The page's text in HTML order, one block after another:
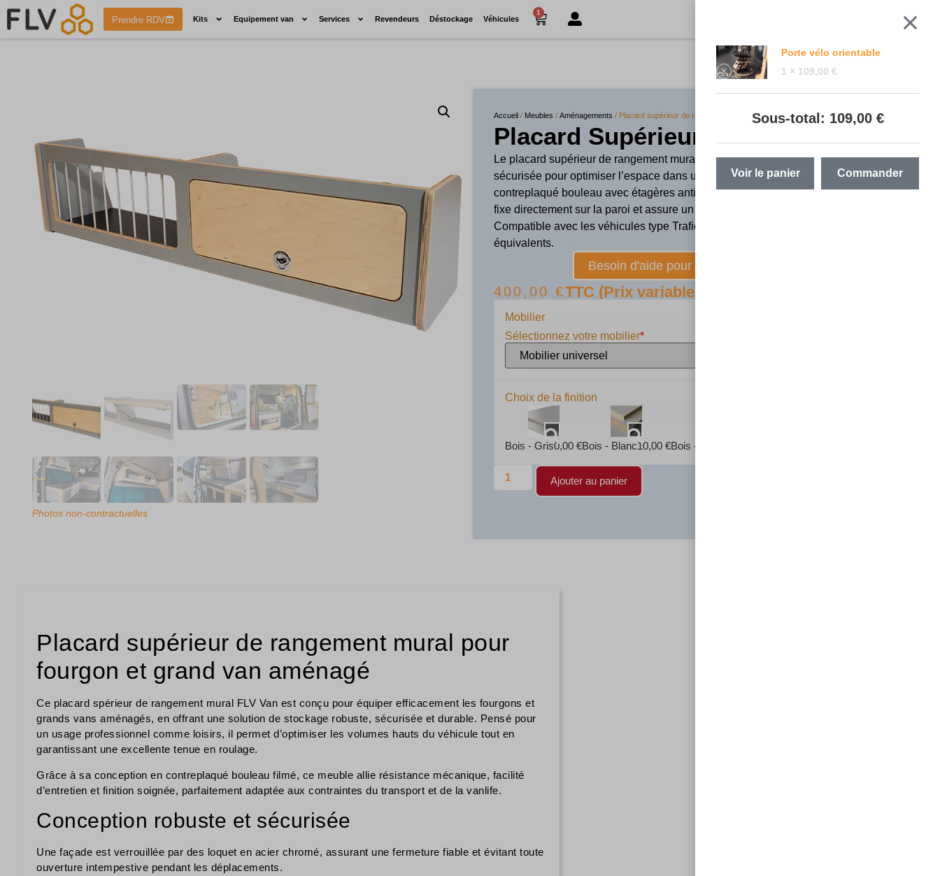
Prendre RDV Kits Equipement van Services Revendeurs Déstockage Véhicules
Porte vélo orientable
1 × 109,00 €
Sous-total: 109,00 €
Voir le panier Commander
1
Photos non-contractuelles
Accueil / Meubles /Aménagements / Placard supérieur de rangement
Placard Supérieur De Rangement
Le placard supérieur de rangement mural FLV Van est une solution robuste et
sécurisée pour optimiser l’espace dans un fourgon aménagé. Fabriqué en
contreplaqué bouleau avec étagères antidérapantes et loquets en acier, il se
fixe directement sur la paroi et assure un rangement fiable en roulage.
Compatible avec les véhicules type Trafic, Expert, T5/T6, Vito, Transit Custom et
équivalents.
Besoin d'aide pour faire votre choix
400,00€TTC (Prix variable selon option choisi)
Mobilier
*
Sélectionnez votre mobilier
Choix de la finition
Bois - Gris0,00€Bois - Blanc10,00€Bois - Noir
Ajouter au panier
Placard supérieur de rangement mural pour
fourgon et grand van aménagé
Ce placard spérieur de rangement mural FLV Van est conçu pour équiper efficacement les fourgons et
grands vans aménagés, en offrant une solution de stockage robuste, sécurisée et durable. Pensé pour
un usage professionnel comme loisirs, il permet d’optimiser les volumes hauts du véhicule tout en
garantissant une excellente tenue en roulage.
Grâce à sa conception en contreplaqué bouleau filmé, ce meuble allie résistance mécanique, facilité
d’entretien et finition soignée, parfaitement adaptée aux contraintes du transport et de la vanlife.
Conception robuste et sécurisée
Une façade est verrouillée par des loquet en acier chromé, assurant une fermeture fiable et évitant toute
ouverture intempestive pendant les déplacements.